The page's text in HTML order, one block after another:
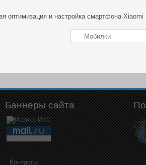
оптимизация и настройка смартфона Xiaomi
Баннеры сайта
Контакты